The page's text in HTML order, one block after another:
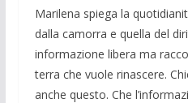
Marilena spiega la
dalla camorra e quella del
informazione libera ma
terra che vuole rinascere.
anche questo. Che